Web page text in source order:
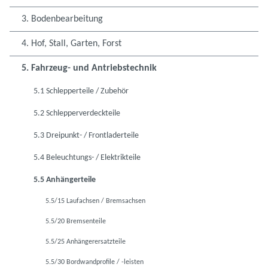
3. Bodenbearbeitung
4. Hof, Stall, Garten, Forst
5. Fahrzeug- und Antriebstechnik
5.1 Schlepperteile / Zubehör
5.2 Schlepperverdeckteile
5.3 Dreipunkt- / Frontladerteile
5.4 Beleuchtungs- / Elektrikteile
5.5 Anhängerteile
5.5/15 Laufachsen / Bremsachsen
5.5/20 Bremsenteile
5.5/25 Anhängerersatzteile
5.5/30 Bordwandprofile / -leisten